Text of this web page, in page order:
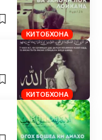
КИТОБХОНА
КИТОБХОНА